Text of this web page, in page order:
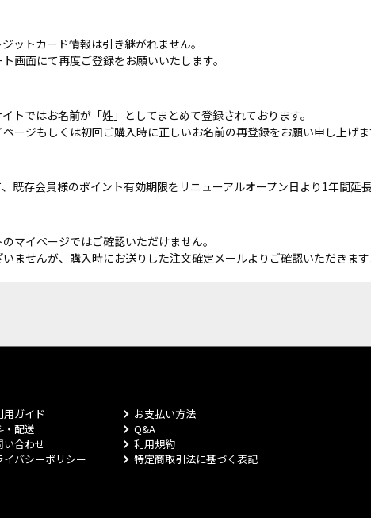
ットカード情報は引き継がれません。
画面にて再度ご登録をお願いいたします。
トではお名前が「姓」としてまとめて登録されております。
ージもしくは初回ご購入時に正しいお名前の再登録をお願い申し上げ
既存会員様のポイント有効期限をリニューアルオープン日より1年間延
マイページではご確認いただけません。
ませんが、購入時にお送りした注文確定メールよりご確認いただきま
用ガイド
お支払い方法
・配送
Q&A
い合わせ
利用規約
イバシーポリシー
特定商取引法に基づく表記